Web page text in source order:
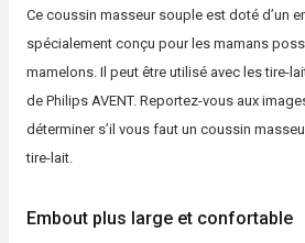
Ce coussin masseur souple est doté d’un
spécialement conçu pour les mamans
mamelons. Il peut être utilisé avec les tire-
de Philips AVENT. Reportez-vous aux
déterminer s’il vous faut un coussin
tire-lait.
Embout plus large et confortable